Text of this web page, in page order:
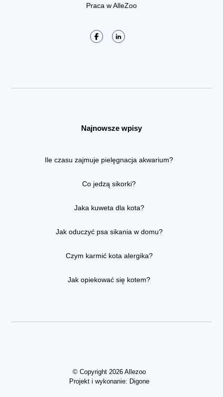
Praca w AlleZoo
Najnowsze wpisy
Ile czasu zajmuje pielęgnacja akwarium?
Co jedzą sikorki?
Jaka kuweta dla kota?
Jak oduczyć psa sikania w domu?
Czym karmić kota alergika?
Jak opiekować się kotem?
© Copyright 2026 Allezoo
Projekt i wykonanie: Digone